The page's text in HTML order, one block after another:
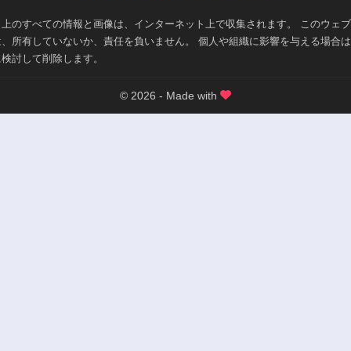
のすべての情報と画像は、インターネット上で収集されます。 このウェ
所有していないか、責任を負いません。 個人や組織に影響を与える場合
討して削除します。
© 2026 - Made with